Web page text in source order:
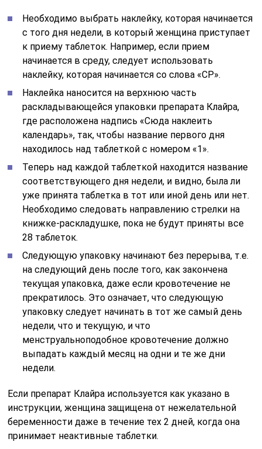
Необходимо выбрать наклейку, которая начинается
с того дня недели, в который женщина приступает
к приему таблеток. Например, если прием
начинается в среду, следует использовать
наклейку, которая начинается со слова «СР».
Наклейка наносится на верхнюю часть
раскладывающейся упаковки препарата Клайра,
где расположена надпись «Сюда наклеить
календарь», так, чтобы название первого дня
находилось над таблеткой с номером «1».
Теперь над каждой таблеткой находится название
соответствующего дня недели, и видно, была ли
уже принята таблетка в тот или иной день или нет.
Необходимо следовать направлению стрелки на
книжке-раскладушке, пока не будут приняты все
28 таблеток.
Следующую упаковку начинают без перерыва, т.е.
на следующий день после того, как закончена
текущая упаковка, даже если кровотечение не
прекратилось. Это означает, что следующую
упаковку следует начинать в тот же самый день
недели, что и текущую, и что
менструальноподобное кровотечение должно
выпадать каждый месяц на одни и те же дни
недели.
Если препарат Клайра используется как указано в
инструкции, женщина защищена от нежелательной
беременности даже в течение тех 2 дней, когда она
принимает неактивные таблетки.